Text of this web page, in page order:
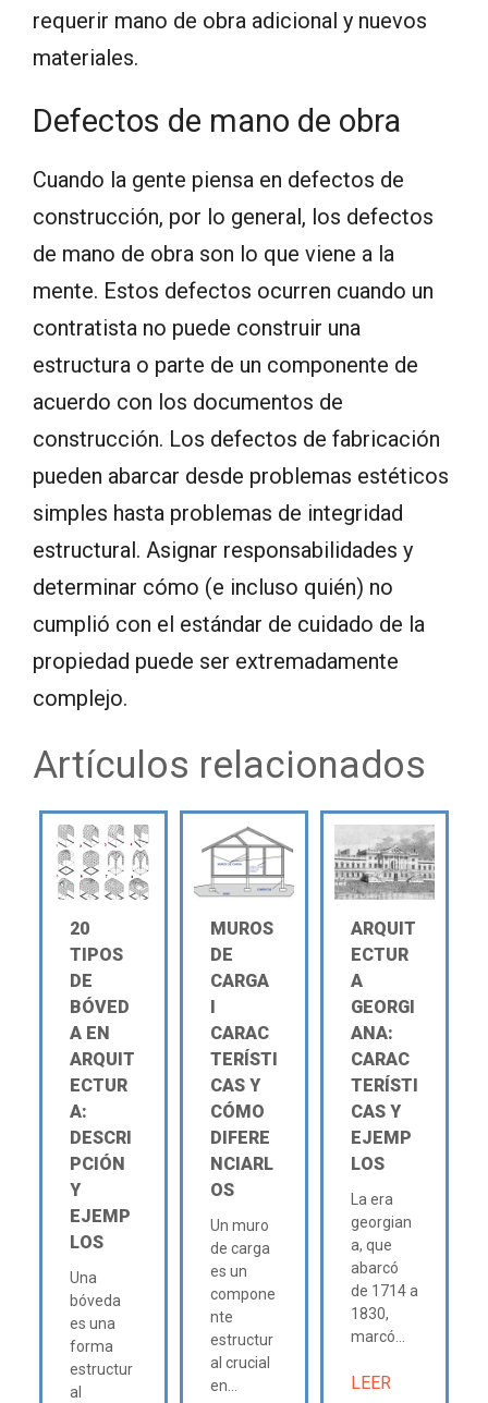
requerir mano de obra adicional y nuevos
materiales.
Defectos de mano de obra
Cuando la gente piensa en defectos de
construcción, por lo general, los defectos
de mano de obra son lo que viene a la
mente. Estos defectos ocurren cuando un
contratista no puede construir una
estructura o parte de un componente de
acuerdo con los documentos de
construcción. Los defectos de fabricación
pueden abarcar desde problemas estéticos
simples hasta problemas de integridad
estructural. Asignar responsabilidades y
determinar cómo (e incluso quién) no
cumplió con el estándar de cuidado de la
propiedad puede ser extremadamente
complejo.
Artículos relacionados
20
TIPOS
DE
BÓVED
A EN
ARQUIT
ECTUR
A:
DESCRI
PCIÓN
Y
EJEMP
LOS
Una
bóveda
es una
forma
estructur
al
MUROS
DE
CARGA
CARAC
TERÍSTI
CAS Y
CÓMO
DIFERE
NCIARL
OS
Un muro
de carga
es un
compone
nte
estructur
al crucial
en...
ARQUIT
ECTUR
A
GEORGI
ANA:
CARAC
TERÍSTI
CAS Y
EJEMP
LOS
La era
georgian
a, que
abarcó
de 1714 a
1830,
marcó...
LEER